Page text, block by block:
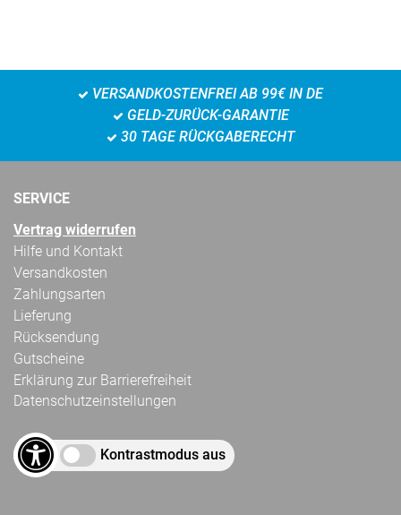
VERSANDKOSTENFREI AB 99€ IN DE
GELD-ZURÜCK-GARANTIE
30 TAGE RÜCKGABERECHT
SERVICE
Vertrag widerrufen
Hilfe und Kontakt
Versandkosten
Zahlungsarten
Lieferung
Rücksendung
Gutscheine
Erklärung zur Barrierefreiheit
Datenschutzeinstellungen
Kontrastmodus aus